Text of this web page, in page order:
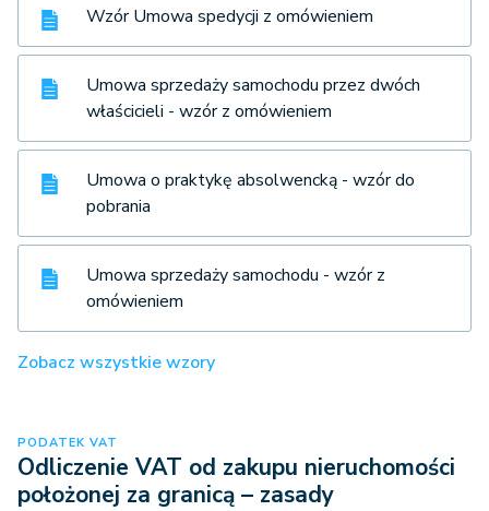
Wzór Umowa spedycji z omówieniem
Umowa sprzedaży samochodu przez dwóch
właścicieli - wzór z omówieniem
Umowa o praktykę absolwencką - wzór do
pobrania
Umowa sprzedaży samochodu - wzór z
omówieniem
Zobacz wszystkie wzory
PODATEK VAT
Odliczenie VAT od zakupu nieruchomości
położonej za granicą – zasady